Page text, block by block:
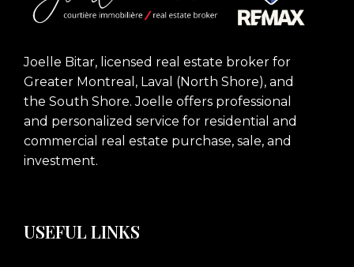
Joelle Bitar, licensed real estate broker for
Greater Montreal, Laval (North Shore), and
the South Shore. Joelle offers professional
and personalized service for residential and
commercial real estate purchase, sale, and
investment.
USEFUL LINKS